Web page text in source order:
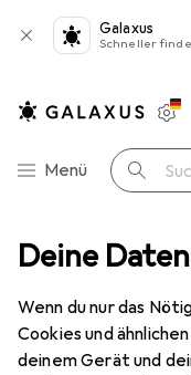
Deine
Wenn du nur das
Cookies und
deinem Gerät und
Galaxus
Schneller
Navigation nach
Menü Suche
Teppiche Teppich